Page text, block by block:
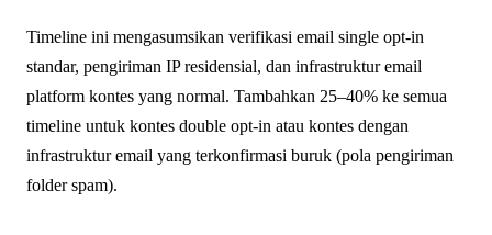
Timeline ini mengasumsikan verifikasi email single opt-in
standar, pengiriman IP residensial, dan infrastruktur email
platform kontes yang normal. Tambahkan 25–40% ke semua
timeline untuk kontes double opt-in atau kontes dengan
infrastruktur email yang terkonfirmasi buruk (pola pengiriman
folder spam).